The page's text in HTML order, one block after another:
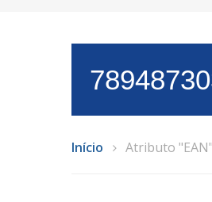
Início Atributo